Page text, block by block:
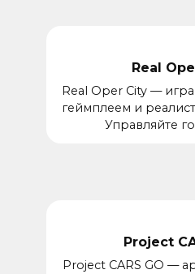
Real
Real Oper City —
геймплеем и
Управляйте
Project
Project CARS GO —